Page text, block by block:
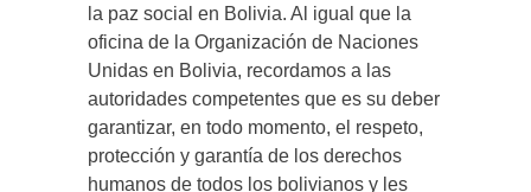
la paz social en Bolivia. Al igual que la
oficina de la Organización de Naciones
Unidas en Bolivia, recordamos a las
autoridades competentes que es su deber
garantizar, en todo momento, el respeto,
protección y garantía de los derechos
humanos de todos los bolivianos y les